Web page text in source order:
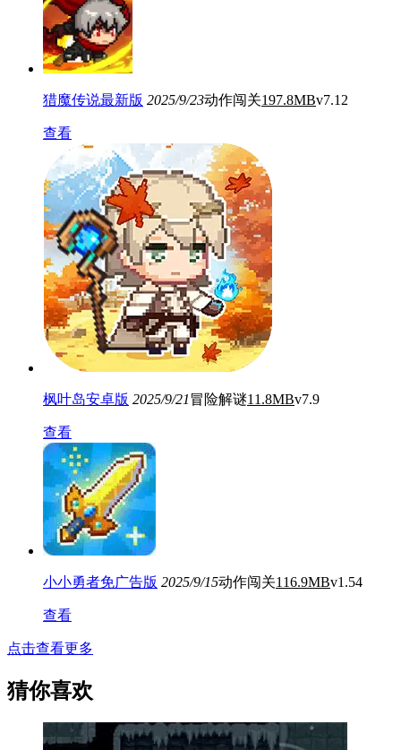
猎魔传说最新版 2025/9/23动作闯关197.8MBv7.12
查看
枫叶岛安卓版 2025/9/21 冒险解谜11.8MBv7.9
查看
小小勇者免广告版 2025/9/15动作闯关116.9MBv1.54
查看
点击查看更多
猜你喜欢